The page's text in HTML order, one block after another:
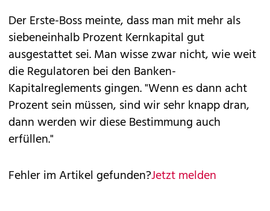
Der Erste-Boss meinte, dass man mit mehr als
siebeneinhalb Prozent Kernkapital gut
ausgestattet sei. Man wisse zwar nicht, wie weit
die Regulatoren bei den Banken-
Kapitalreglements gingen. "Wenn es dann acht
Prozent sein müssen, sind wir sehr knapp dran,
dann werden wir diese Bestimmung auch
erfüllen."
Fehler im Artikel gefunden?Jetzt melden